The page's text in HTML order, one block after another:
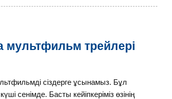
мультфильм трейлері
сіздерге ұсынамыз. Бұл
сенімде. Басты кейіпкеріміз өзінің